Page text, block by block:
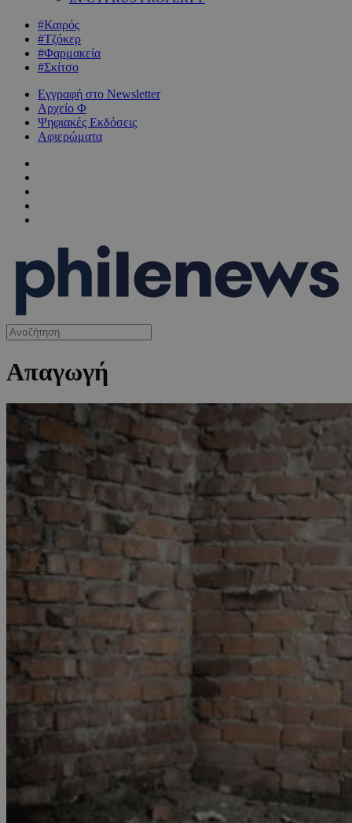
#Καιρός
#Τζόκερ
#Φαρμακεία
#Σκίτσο
Εγγραφή στο Newsletter
Αρχείο Φ
Ψηφιακές Εκδόσεις
Αφιερώματα
Απαγωγή